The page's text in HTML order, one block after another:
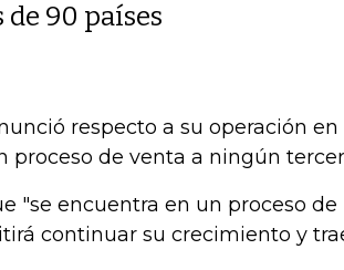
90 países
respecto a su operación en
proceso de venta a ningún
"se encuentra en un proceso de
continuar su crecimiento y